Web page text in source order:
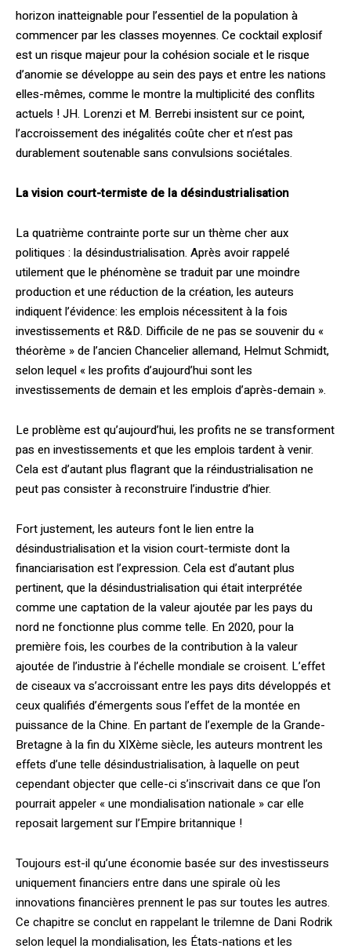
horizon inatteignable pour l’essentiel de la population à
commencer par les classes moyennes. Ce cocktail explosif
est un risque majeur pour la cohésion sociale et le risque
d’anomie se développe au sein des pays et entre les nations
elles-mêmes, comme le montre la multiplicité des conflits
actuels ! JH. Lorenzi et M. Berrebi insistent sur ce point,
l’accroissement des inégalités coûte cher et n’est pas
durablement soutenable sans convulsions sociétales.
La vision court-termiste de la désindustrialisation
La quatrième contrainte porte sur un thème cher aux
politiques : la désindustrialisation. Après avoir rappelé
utilement que le phénomène se traduit par une moindre
production et une réduction de la création, les auteurs
indiquent l’évidence: les emplois nécessitent à la fois
investissements et R&D. Difficile de ne pas se souvenir du «
théorème » de l’ancien Chancelier allemand, Helmut Schmidt,
selon lequel « les profits d’aujourd’hui sont les
investissements de demain et les emplois d’après-demain ».
Le problème est qu’aujourd’hui, les profits ne se transforment
pas en investissements et que les emplois tardent à venir.
Cela est d’autant plus flagrant que la réindustrialisation ne
peut pas consister à reconstruire l’industrie d’hier.
Fort justement, les auteurs font le lien entre la
désindustrialisation et la vision court-termiste dont la
financiarisation est l’expression. Cela est d’autant plus
pertinent, que la désindustrialisation qui était interprétée
comme une captation de la valeur ajoutée par les pays du
nord ne fonctionne plus comme telle. En 2020, pour la
première fois, les courbes de la contribution à la valeur
ajoutée de l’industrie à l’échelle mondiale se croisent. L’effet
de ciseaux va s’accroissant entre les pays dits développés et
ceux qualifiés d’émergents sous l’effet de la montée en
puissance de la Chine. En partant de l’exemple de la Grande-
Bretagne à la fin du XIXème siècle, les auteurs montrent les
effets d’une telle désindustrialisation, à laquelle on peut
cependant objecter que celle-ci s’inscrivait dans ce que l’on
pourrait appeler « une mondialisation nationale » car elle
reposait largement sur l’Empire britannique !
Toujours est-il qu’une économie basée sur des investisseurs
uniquement financiers entre dans une spirale où les
innovations financières prennent le pas sur toutes les autres.
Ce chapitre se conclut en rappelant le trilemne de Dani Rodrik
selon lequel la mondialisation, les États-nations et les